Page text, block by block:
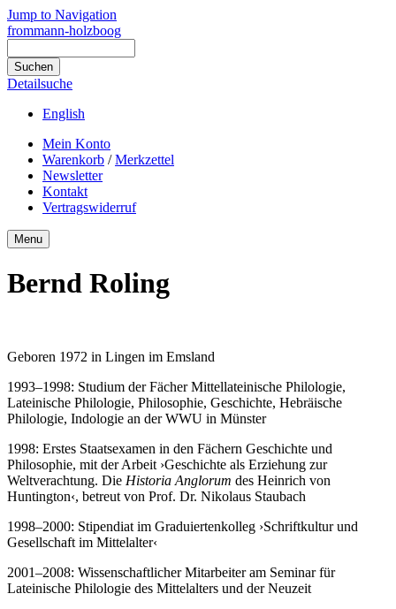
Jump to Navigation
frommann-holzboog
Detailsuche
English
Mein Konto
Warenkorb /Merkzettel
Newsletter
Kontakt
Vertragswiderruf
Menu
Bernd Roling
Geboren 1972 in Lingen im Emsland
1993–1998: Studium der Fächer Mittellateinische Philologie,
Lateinische Philologie, Philosophie, Geschichte, Hebräische
Philologie, Indologie an der WWU in Münster
1998: Erstes Staatsexamen in den Fächern Geschichte und
Philosophie, mit der Arbeit ›Geschichte als Erziehung zur
Weltverachtung. Die Historia Anglorum des Heinrich von
Huntington‹, betreut von Prof. Dr. Nikolaus Staubach
1998–2000: Stipendiat im Graduiertenkolleg ›Schriftkultur und
Gesellschaft im Mittelalter‹
2001–2008: Wissenschaftlicher Mitarbeiter am Seminar für
Lateinische Philologie des Mittelalters und der Neuzeit